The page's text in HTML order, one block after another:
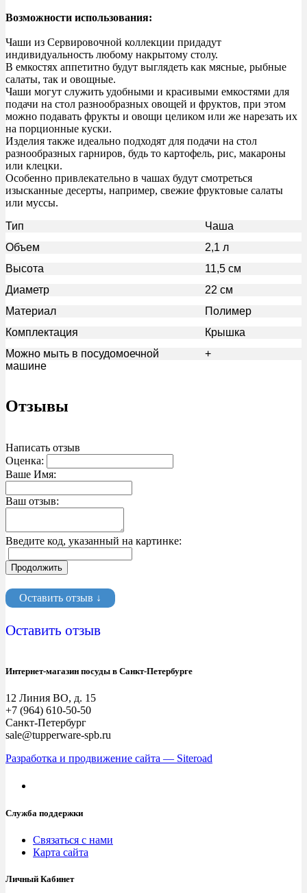
Возможности использования:
Чаши из Сервировочной коллекции придадут
индивидуальность любому накрытому столу.
В емкостях аппетитно будут выглядеть как мясные, рыбные
салаты, так и овощные.
Чаши могут служить удобными и красивыми емкостями для
подачи на стол разнообразных овощей и фруктов, при этом
можно подавать фрукты и овощи целиком или же нарезать их
на порционные куски.
Изделия также идеально подходят для подачи на стол
разнообразных гарниров, будь то картофель, рис, макароны
или клецки.
Особенно привлекательно в чашах будут смотреться
изысканные десерты, например, свежие фруктовые салаты
или муссы.
Тип
Чаша
Объем
2,1 л
Высота
11,5 см
Диаметр
22 см
Материал
Полимер
Комплектация
Крышка
Можно мыть в посудомоечной
машине
+
Отзывы
Написать отзыв
Оценка:
Ваше Имя:
Ваш отзыв:
Введите код, указанный на картинке:
Продолжить
Оставить отзыв ↓
Оставить отзыв
Интернет-магазин посуды в Санкт-Петербурге
12 Линия ВО, д. 15
+7 (964) 610-50-50
Санкт-Петербург
sale@tupperware-spb.ru
Разработка и продвижение сайта — Siteroad
Служба поддержки
Связаться с нами
Карта сайта
Личный Кабинет